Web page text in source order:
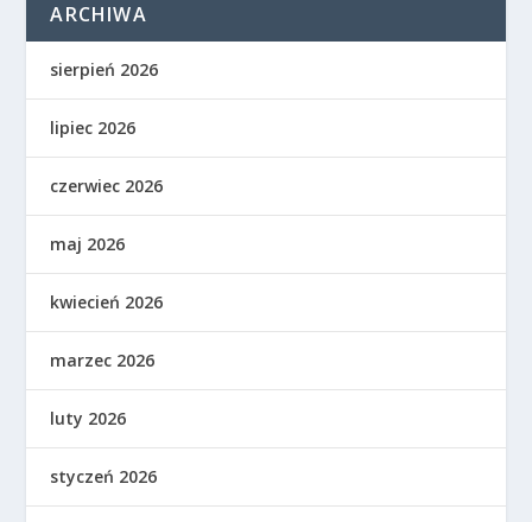
ARCHIWA
sierpień 2026
lipiec 2026
czerwiec 2026
maj 2026
kwiecień 2026
marzec 2026
luty 2026
styczeń 2026